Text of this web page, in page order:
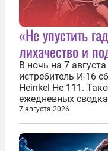
«Не упустить
лихачество и
В ночь на 7
истребитель И-16
Heinkel He 111.
ежедневных
обстоятельство.
истории
У пилота —
7 августа 2026